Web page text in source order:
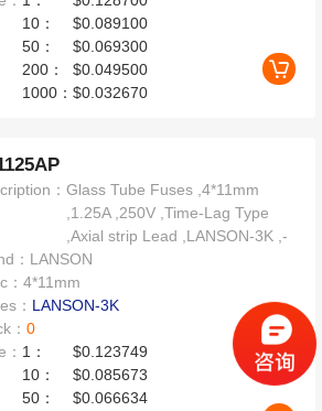
10：
$0.089100
50：
$0.069300
200：
$0.049500
1000：$0.032670
：Glass Tube Fuses ,4*11mm
,1.25A ,250V ,Time-Lag Type
,Axial strip Lead ,LANSON-3K ,-
： LANSON
：4*11mm
： LANSON-3K
：0
1：
$0.123749
10：
$0.085673
50：
$0.066634